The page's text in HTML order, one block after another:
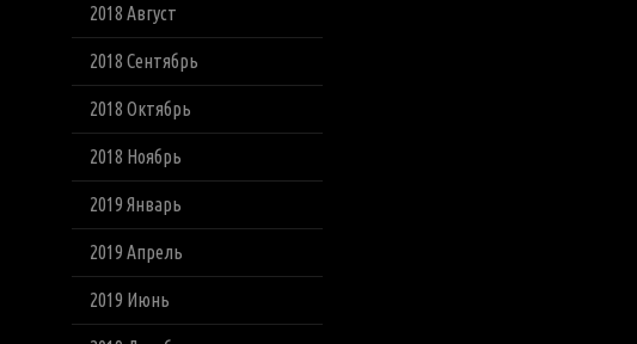
2018 Август
2018 Сентябрь
2018 Октябрь
2018 Ноябрь
2019 Январь
2019 Апрель
2019 Июнь